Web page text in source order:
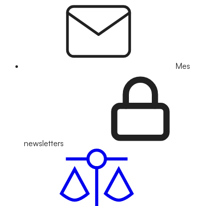
Mes
newsletters